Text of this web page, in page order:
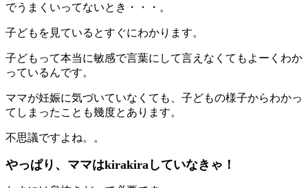
でうまくいってないとき・・・。
子どもを見ているとすぐにわかります。
子どもって本当に敏感で言葉にして言えなくてもよーくわか
っているんです。
ママが妊娠に気づいていなくても、子どもの様子からわかっ
てしまったことも幾度とあります。
不思議ですよね。。
やっぱり、ママはkirakiraしていなきゃ！